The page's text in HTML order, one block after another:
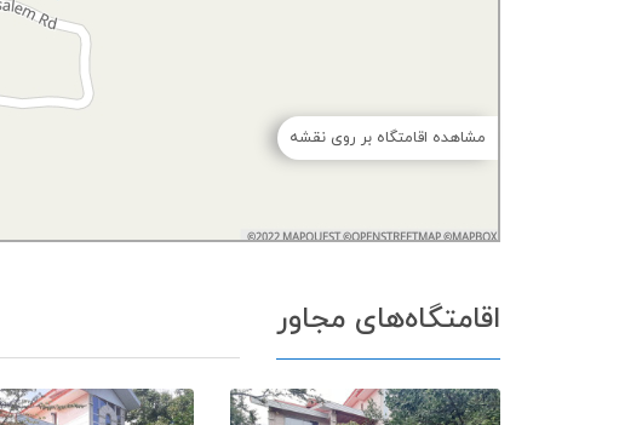
مشاهده اقامتگاه بر روی نقشه
اقامتگاه‌های مجاور